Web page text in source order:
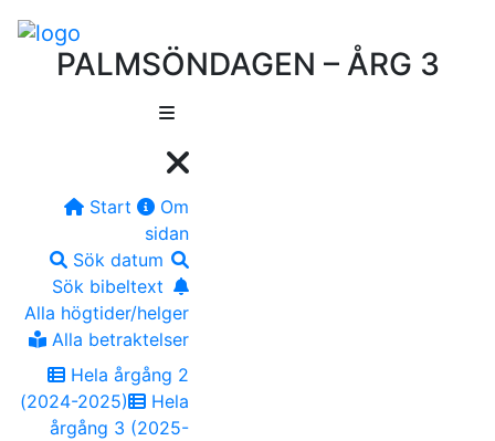
PALMSÖNDAGEN – ÅRG 3
Start
Om
sidan
Sök datum
Sök bibeltext
Alla högtider/helger
Alla betraktelser
Hela årgång 2
(2024-2025)
Hela
årgång 3 (2025-